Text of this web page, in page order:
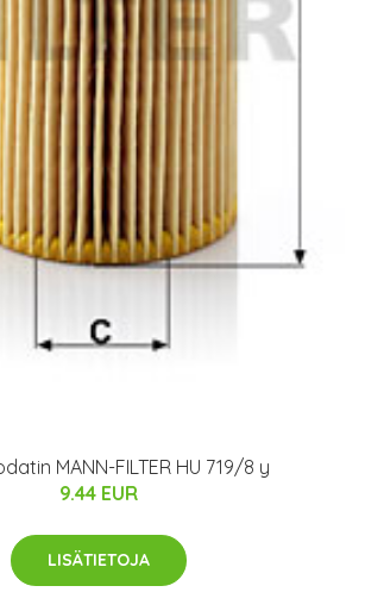
MANN-FILTER HU 719/8 y
9.44 EUR
LISÄTIETOJA